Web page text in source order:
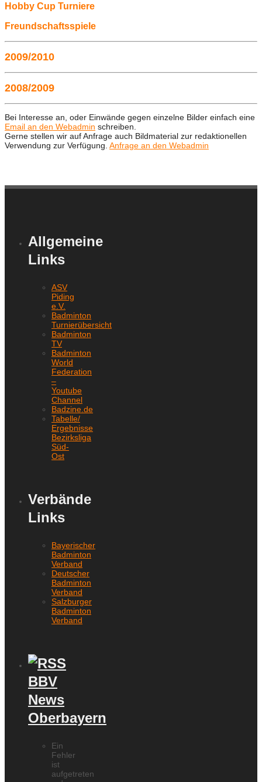
Hobby Cup Turniere
Freundschaftsspiele
2009/2010
2008/2009
Bei Interesse an, oder Einwände gegen einzelne Bilder einfach eine
Email an den Webadmin schreiben.
Gerne stellen wir auf Anfrage auch Bildmaterial zur redaktionellen
Verwendung zur Verfügung. Anfrage an den Webadmin
Allgemeine
Links
ASV
Piding
e.V.
Badminton
Turnierübersicht
Badminton
TV
Badminton
World
Federation
–
Youtube
Channel
Badzine.de
Tabelle/
Ergebnisse
Bezirksliga
Süd-
Ost
Verbände
Links
Bayerischer
Badminton
Verband
Deutscher
Badminton
Verband
Salzburger
Badminton
Verband
BBV
News
Oberbayern
Ein
Fehler
ist
aufgetreten